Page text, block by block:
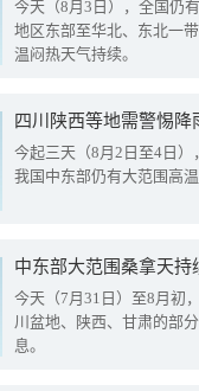
今天（8月3日），全国仍
地区东部至华北、东北一
温闷热天气持续。
今起三天（8月2日至4日
我国中东部仍有大范围高
中东部大范围桑拿天
今天（7月31日）至8月初
川盆地、陕西、甘肃的部
息。